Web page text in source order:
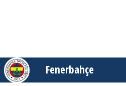
Fenerbahçe